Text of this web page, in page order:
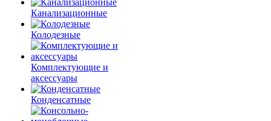
Канализационные
Колодезные
Комплектующие и
аксессуары
Конденсатные